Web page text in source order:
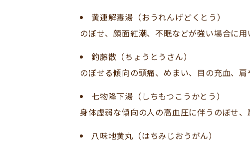
黄連解毒湯（おうれんげどくとう）
のぼせ、顔面紅潮、不眠などが強い場合に用
釣藤散（ちょうとうさん）
のぼせる傾向の頭痛、めまい、目の充血、肩
七物降下湯（しちもつこうかとう）
身体虚弱な傾向の人の高血圧に伴うのぼせ、
八味地黄丸（はちみじおうがん）